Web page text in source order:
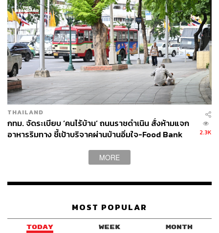
“ท่านมีความพยายามที่จะผลักดันกลไกใหม่ๆ ไปครอบระบบ
เก่าที่มันถูกจำกัดด้วยกฎหมาย และวัฒนธรรมการปฏิบัติของ
เจ้าหน้าที่ กทม. แม้ส่วนใหญ่จะยังมีความมุ่งมั่นเสมอต้นเสมอ
ปลาย แต่หลายๆ อย่างก็ยังไม่สามารถเอาชนะได้ ซึ่งตรงนี้ถือ
เป็นบทเรียนสำคัญให้กับคนที่เสนอตัวมารับการเลือกตั้งเป็นผู้
ว่าฯ คนใหม่”อาจารย์มานะ กล่าว
อุปสรรคสำคัญอย่างข้อจำกัดด้านกฎระเบียบของ กทม. เอง
กฎหมายของกระทรวงมหาดไทย การขออนุญาตก่อสร้าง
อาคารที่ซับซ้อน หรือแม้แต่จำนวนข้าราชการและลูกจ้าง
กทม. ที่มีมากถึงกว่า 90,000 คน ต้องไม่ถูกนำมาใช้เป็นข้อ
อ้าง ว่าไม่สามารถควบคุมคนได้ หรือมองไม่เห็นปัญหาที่ถูก
ปกปิดไว้ คนที่อาสาเข้ามาทำงานการเมืองต้องทราบข้อจำกัด
Traffy Fondue และ อาสาสมัคร อาวุธใหม่ที่สร้าง
แรงกระเพื่อม
เย็นตรงจากโรงงาน [ADVERTORIAL]
THAILAND
กทม. จัดระเบียบ ‘คนไร้บ้าน’ ถนนราชดำเนิน สั่งห้ามแจก
อาหารริมทาง ชี้เป้าบริจาคผ่านบ้านอิ่มใจ-Food Bank
2.3K
MORE
MOST POPULAR
TODAY WEEK MONTH